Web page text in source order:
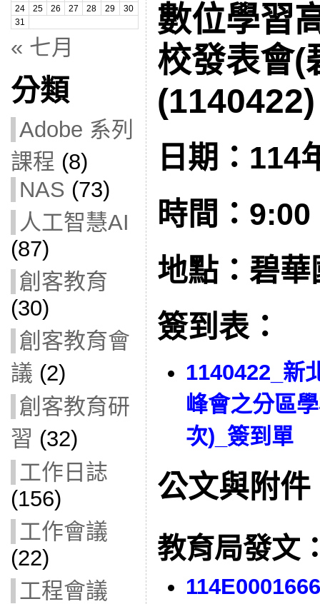
24
25 26 27 28 29
30
31
« 七月
分類
Adobe 系列
課程 (8)
NAS (73)
人工智慧AI
(87)
創客教育
(30)
創客教育會
議 (2)
創客教育研
習 (32)
工作日誌
(156)
工作會議
(22)
工程會議
數位學習
校發表會(
(1140422)
日期：114
時間：
地點：碧華
簽到表：
1140422_新
峰會之分區
次)_簽到單
公文與附件
教育局發文
114E0001666